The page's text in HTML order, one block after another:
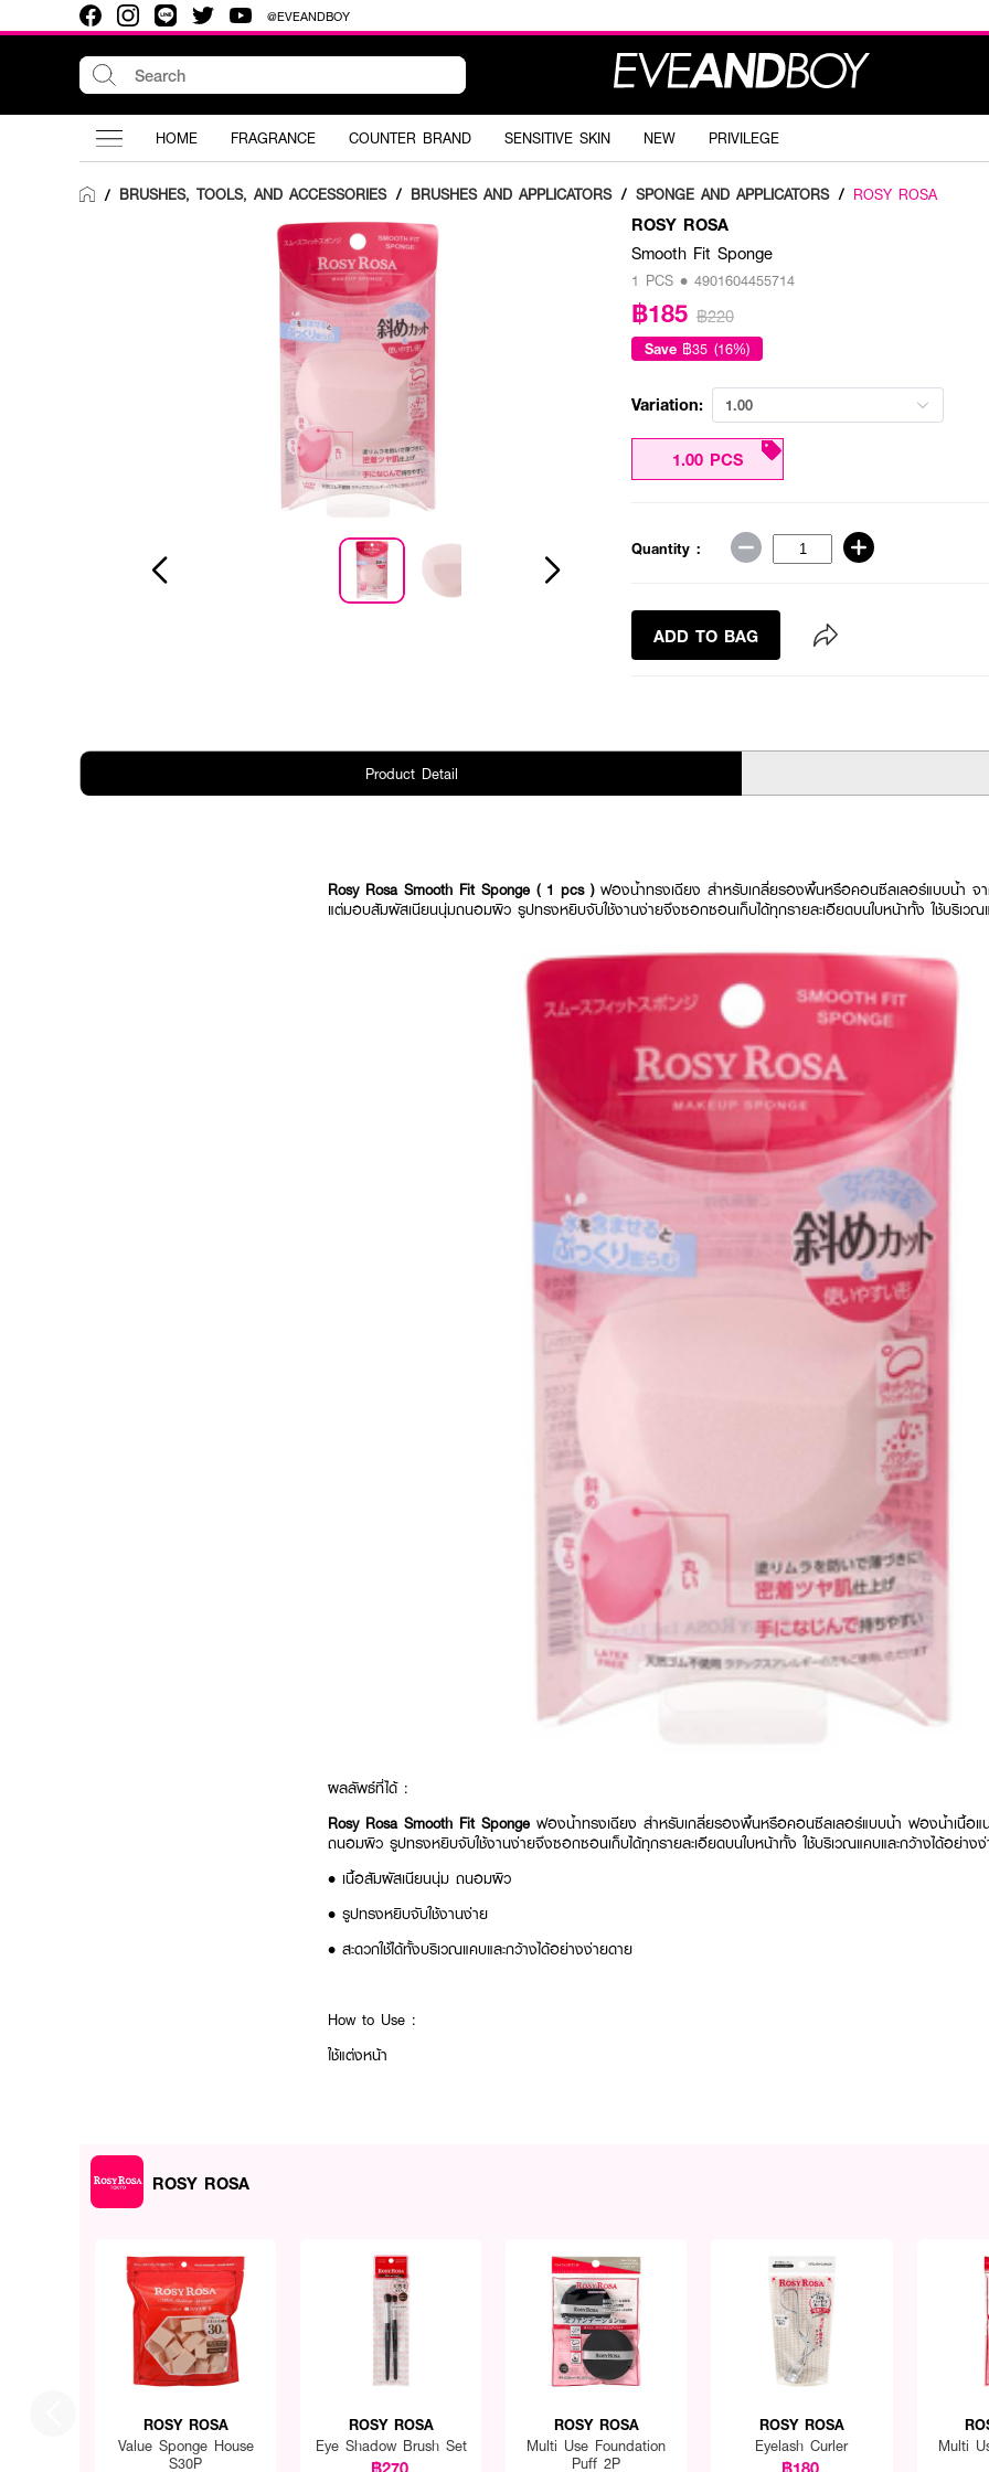
@EVEANDBOY
HOME FRAGRANCE COUNTER BRAND SENSITIVE SKIN NEW PRIVILEGE
/ BRUSHES, TOOLS, AND ACCESSORIES / BRUSHES AND APPLICATORS / SPONGE AND APPLICATORS / ROSY ROSA
ROSY ROSA
Smooth Fit Sponge
1 PCS • 4901604455714
฿185 ฿220
Save ฿35 (16%)
Variation: 1.00
1.00 PCS
Quantity :
ADD TO BAG
Product Detail
Rosy Rosa Smooth Fit Sponge ( 1 pcs ) ฟองน้ำทรงเฉียง สำหรับเกลี่ยรองพื้นหรือคอนซีลเลอร์แบบน้ำ จ
แต่มอบสัมผัสเนียนนุ่มถนอมผิว รูปทรงหยิบจับใช้งานง่ายจึงซอกซอนเก็บได้ทุกรายละเอียดบนใบหน้าทั้ง ใช้บริเวณ
ผลลัพธ์ที่ได้ :
Rosy Rosa Smooth Fit Sponge ฟองน้ำทรงเฉียง สำหรับเกลี่ยรองพื้นหรือคอนซีลเลอร์แบบน้ำ ฟองน้ำเนื้อ
ถนอมผิว รูปทรงหยิบจับใช้งานง่ายจึงซอกซอนเก็บได้ทุกรายละเอียดบนใบหน้าทั้ง ใช้บริเวณแคบและกว้างได้อย่าง
• เนื้อสัมผัสเนียนนุ่ม ถนอมผิว
• รูปทรงหยิบจับใช้งานง่าย
• สะดวกใช้ได้ทั้ง​บริเวณแคบและกว้างได้อย่างง่ายดาย
How to Use :
ใช้แต่งหน้า
ROSY ROSA
ROSY ROSA
Value Sponge House
S30P
ROSY ROSA
Eye Shadow Brush Set
฿270
ROSY ROSA
Multi Use Foundation
Puff 2P
ROSY ROSA
Eyelash Curler
฿180
Multi